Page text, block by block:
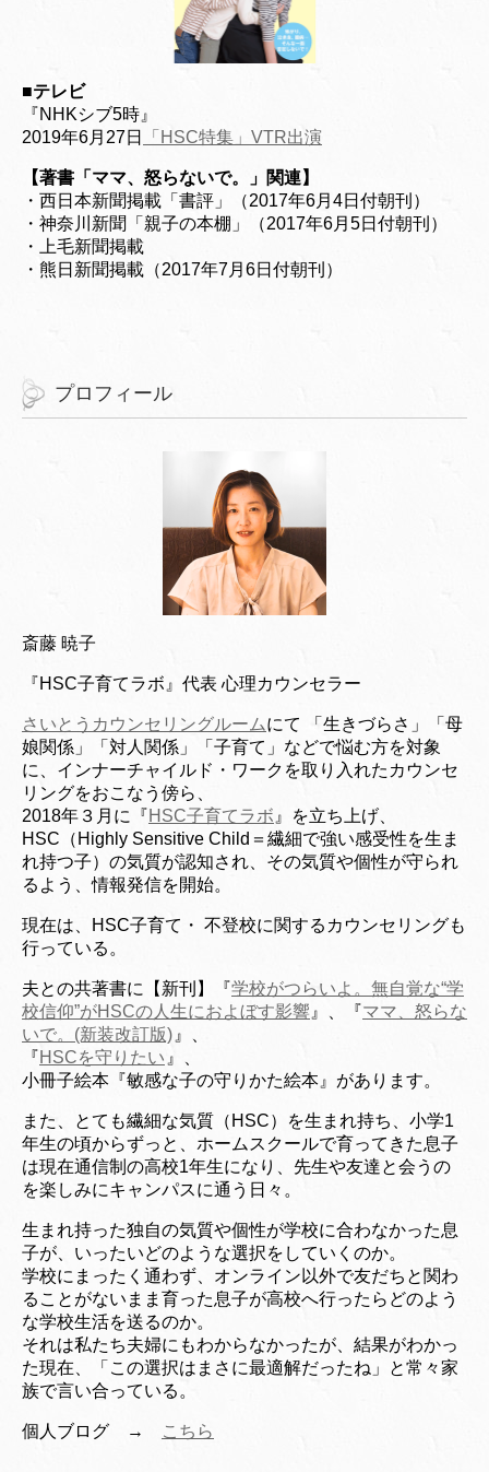
■テレビ
『NHKシブ5時』
2019年6月27日
「HSC特集」VTR出演
【著書「ママ、怒らないで。」関連】
・西日本新聞掲載「書評」（2017年6月4日付朝刊）
・神奈川新聞「親子の本棚」（2017年6月5日付朝刊）
・上毛新聞掲載
・熊日新聞掲載（2017年7月6日付朝刊）
プロフィール
斎藤 暁子
『HSC子育てラボ』代表 心理カウンセラー
さいとうカウンセリングルームにて 「生きづらさ」「母
娘関係」「対人関係」「子育て」などで悩む方を対象
に、インナーチャイルド・ワークを取り入れたカウンセ
リングをおこなう傍ら、
2018年３月に『HSC子育てラボ 』を立ち上げ、
HSC（Highly Sensitive Child＝繊細で強い感受性を生ま
れ持つ子）の気質が認知され、その気質や個性が守られ
るよう、情報発信を開始。
現在は、HSC子育て・ 不登校に関するカウンセリングも
行っている。
夫との共著書に【新刊】『学校がつらいよ。無自覚な“学
校信仰”がHSCの人生におよぼす影響 』、『ママ、怒らな
いで。(新装改訂版) 』、
『HSCを守りたい 』、
小冊子絵本『敏感な子の守りかた絵本』があります。
また、とても繊細な気質（HSC）を生まれ持ち、小学1
年生の頃からずっと、ホームスクールで育ってきた息子
は現在通信制の高校1年生になり、先生や友達と会うの
を楽しみにキャンパスに通う日々。
生まれ持った独自の気質や個性が学校に合わなかった息
子が、いったいどのような選択をしていくのか。
学校にまったく通わず、オンライン以外で友だちと関わ
ることがないまま育った息子が高校へ行ったらどのよう
な学校生活を送るのか。
それは私たち夫婦にもわからなかったが、結果がわかっ
た現在、「この選択はまさに最適解だったね」
と常々家
族で言い合っている。
個人ブログ → こちら